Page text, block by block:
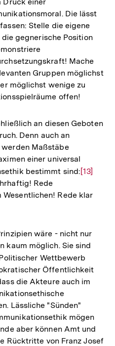
Die lässt
Stelle die eigene
gegnerische Position
Mache
Gruppen möglichst
möglichst wenige zu
offen!
an diesen Geboten
Denn auch an
Maßstäbe
einer universal
bestimmt sind:Zur
der
[13]
Rede
Rede klar
wäre - nicht nur
kaum möglich. Sie sind
Wettbewerb
Öffentlichkeit
die Akteure auch im
Lässliche "Sünden"
mögen
aber können Amt und
Rücktritte von Franz Josef